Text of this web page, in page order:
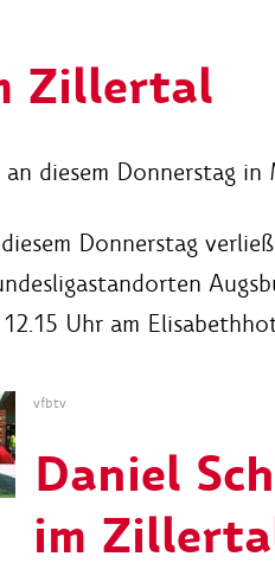
Zillertal
an diesem Donnerstag
Donnerstag
Uhr am
vfbtv
Daniel
im